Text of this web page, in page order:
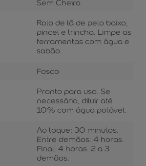
Sem Cheiro
Rolo de lã de pelo baixo,
pincel e trincha. Limpe as
ferramentas com água e
sabão.
Fosco
Pronto para uso. Se
necessário, diluir até
10% com água potável.
Ao toque: 30 minutos.
Entre demãos: 4 horas.
Final: 4 horas. 2 a 3
demãos.